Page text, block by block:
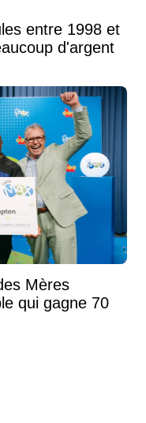
entre 1998 et
d'argent
Mères
qui gagne 70